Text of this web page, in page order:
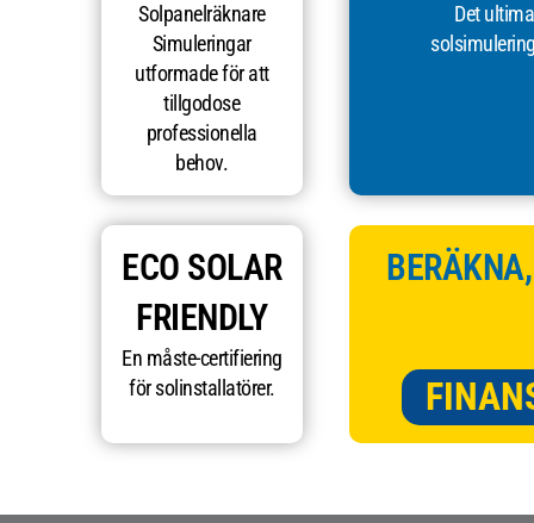
Solpanelräknare
Simuleringar
utformade för att
tillgodose
professionella
behov.
Det
ECO SOLAR
FRIENDLY
En måste-certifiering
för solinstallatörer.